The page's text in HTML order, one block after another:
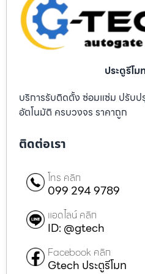
ประตูรีโ
บริการรับติดตั้ง ซ่อมแซ่ม ปรับป
อัตโนมัติ ครบวงจร ราคาถูก
ติดต่อเรา
โทร คลิก
099 294 9789
แอดไลน์ คลิก
ID: @gtech
Facebook คลิก
Gtech ประตูรีโมท